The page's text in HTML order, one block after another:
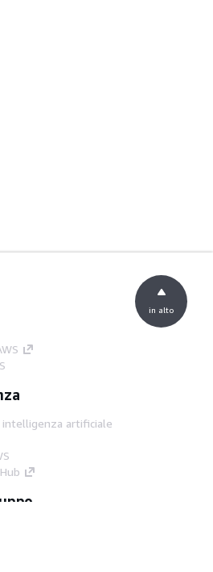
intelligenza artificiale
in alto